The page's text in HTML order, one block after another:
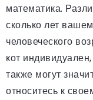
математика.
сколько лет
человеческого
кот
также могут
относитесь к